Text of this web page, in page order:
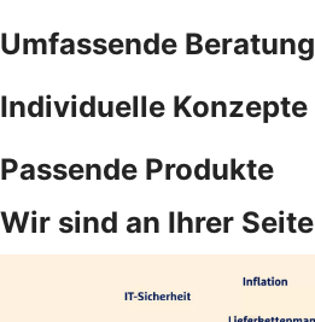
Umfassende Beratung
Individuelle Konzepte
Passende Produkte
Wir sind an Ihrer Seite